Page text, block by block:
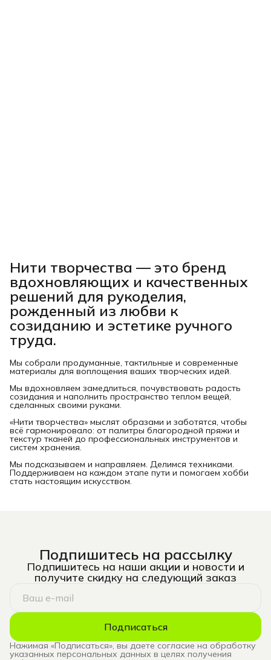
Нити творчества — это бренд
вдохновляющих и качественных
решений для рукоделия,
рожденный из любви к
созиданию и эстетике ручного
труда.
Мы собрали продуманные, тактильные и современные
материалы для воплощения ваших творческих идей.
Мы вдохновляем замедлиться, почувствовать радость
созидания и наполнить пространство теплом вещей,
сделанных своими руками.
«Нити творчества» мыслят образами и заботятся, чтобы
всё гармонировало: от палитры благородной пряжи и
текстур тканей до профессиональных инструментов и
систем хранения.
Мы подсказываем и направляем. Делимся техниками.
Поддерживаем на каждом этапе пути и помогаем хобби
стать настоящим искусством.
Подпишитесь на рассылку
Подпишитесь на наши акции и новости и
получите скидку на следующий заказ
Подписаться
Нажимая «Подписаться», вы даете согласие на обработку
указанных персональных данных в целях получения